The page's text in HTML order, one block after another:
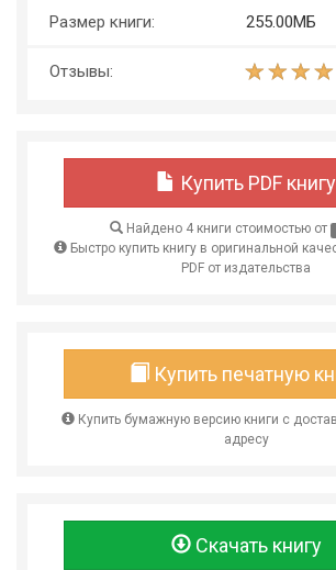
Размер книги: 255.00МБ
Отзывы:
Купить PDF книгу
Найдено 4 книги стоимостью от
Быстро купить книгу в оригинальной
PDF от издательства
Купить печатную
Купить бумажную версию книги с
адресу
Скачать книгу